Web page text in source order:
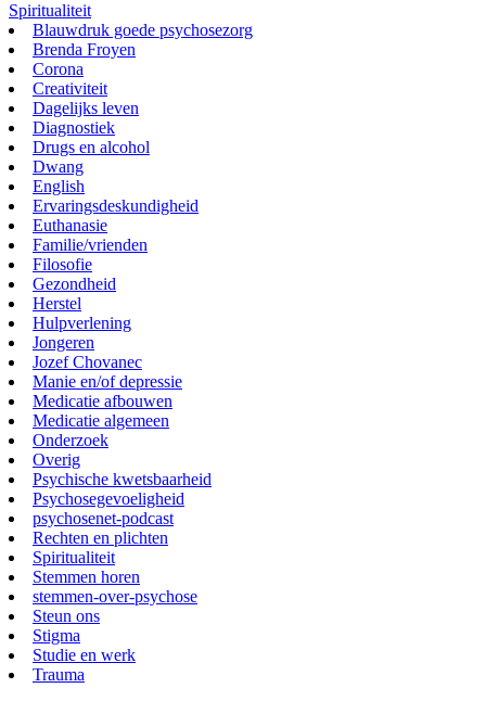
Spiritualiteit
Blauwdruk goede psychosezorg
Brenda Froyen
Corona
Creativiteit
Dagelijks leven
Diagnostiek
Drugs en alcohol
Dwang
English
Ervaringsdeskundigheid
Euthanasie
Familie/vrienden
Filosofie
Gezondheid
Herstel
Hulpverlening
Jongeren
Jozef Chovanec
Manie en/of depressie
Medicatie afbouwen
Medicatie algemeen
Onderzoek
Overig
Psychische kwetsbaarheid
Psychosegevoeligheid
psychosenet-podcast
Rechten en plichten
Spiritualiteit
Stemmen horen
stemmen-over-psychose
Steun ons
Stigma
Studie en werk
Trauma